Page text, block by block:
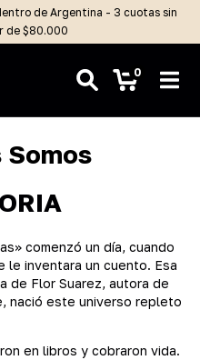
de Argentina - 3 cuotas sin
de $80.000
0
Somos
comenzó un día, cuando
le inventara un cuento. Esa
de Flor Suarez, autora de
nació este universo repleto
en libros y cobraron vida.